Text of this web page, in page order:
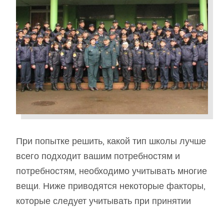
При попытке решить, какой тип школы лучше
всего подходит вашим потребностям и
потребностям, необходимо учитывать многие
вещи. Ниже приводятся некоторые факторы,
которые следует учитывать при принятии